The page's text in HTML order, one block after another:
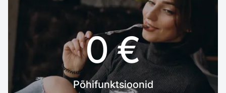
0 €
Põhifunktsioonid